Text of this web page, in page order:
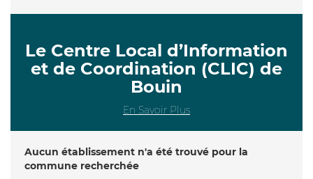
Le Centre Local d’Information
et de Coordination (CLIC) de
Bouin
En Savoir Plus
Aucun établissement n'a été trouvé pour la
commune recherchée